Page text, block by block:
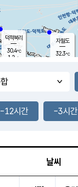
자월도
32.3℃
덕적북리
30.4℃
1.2 m/s
-12시간 -3시간
날씨